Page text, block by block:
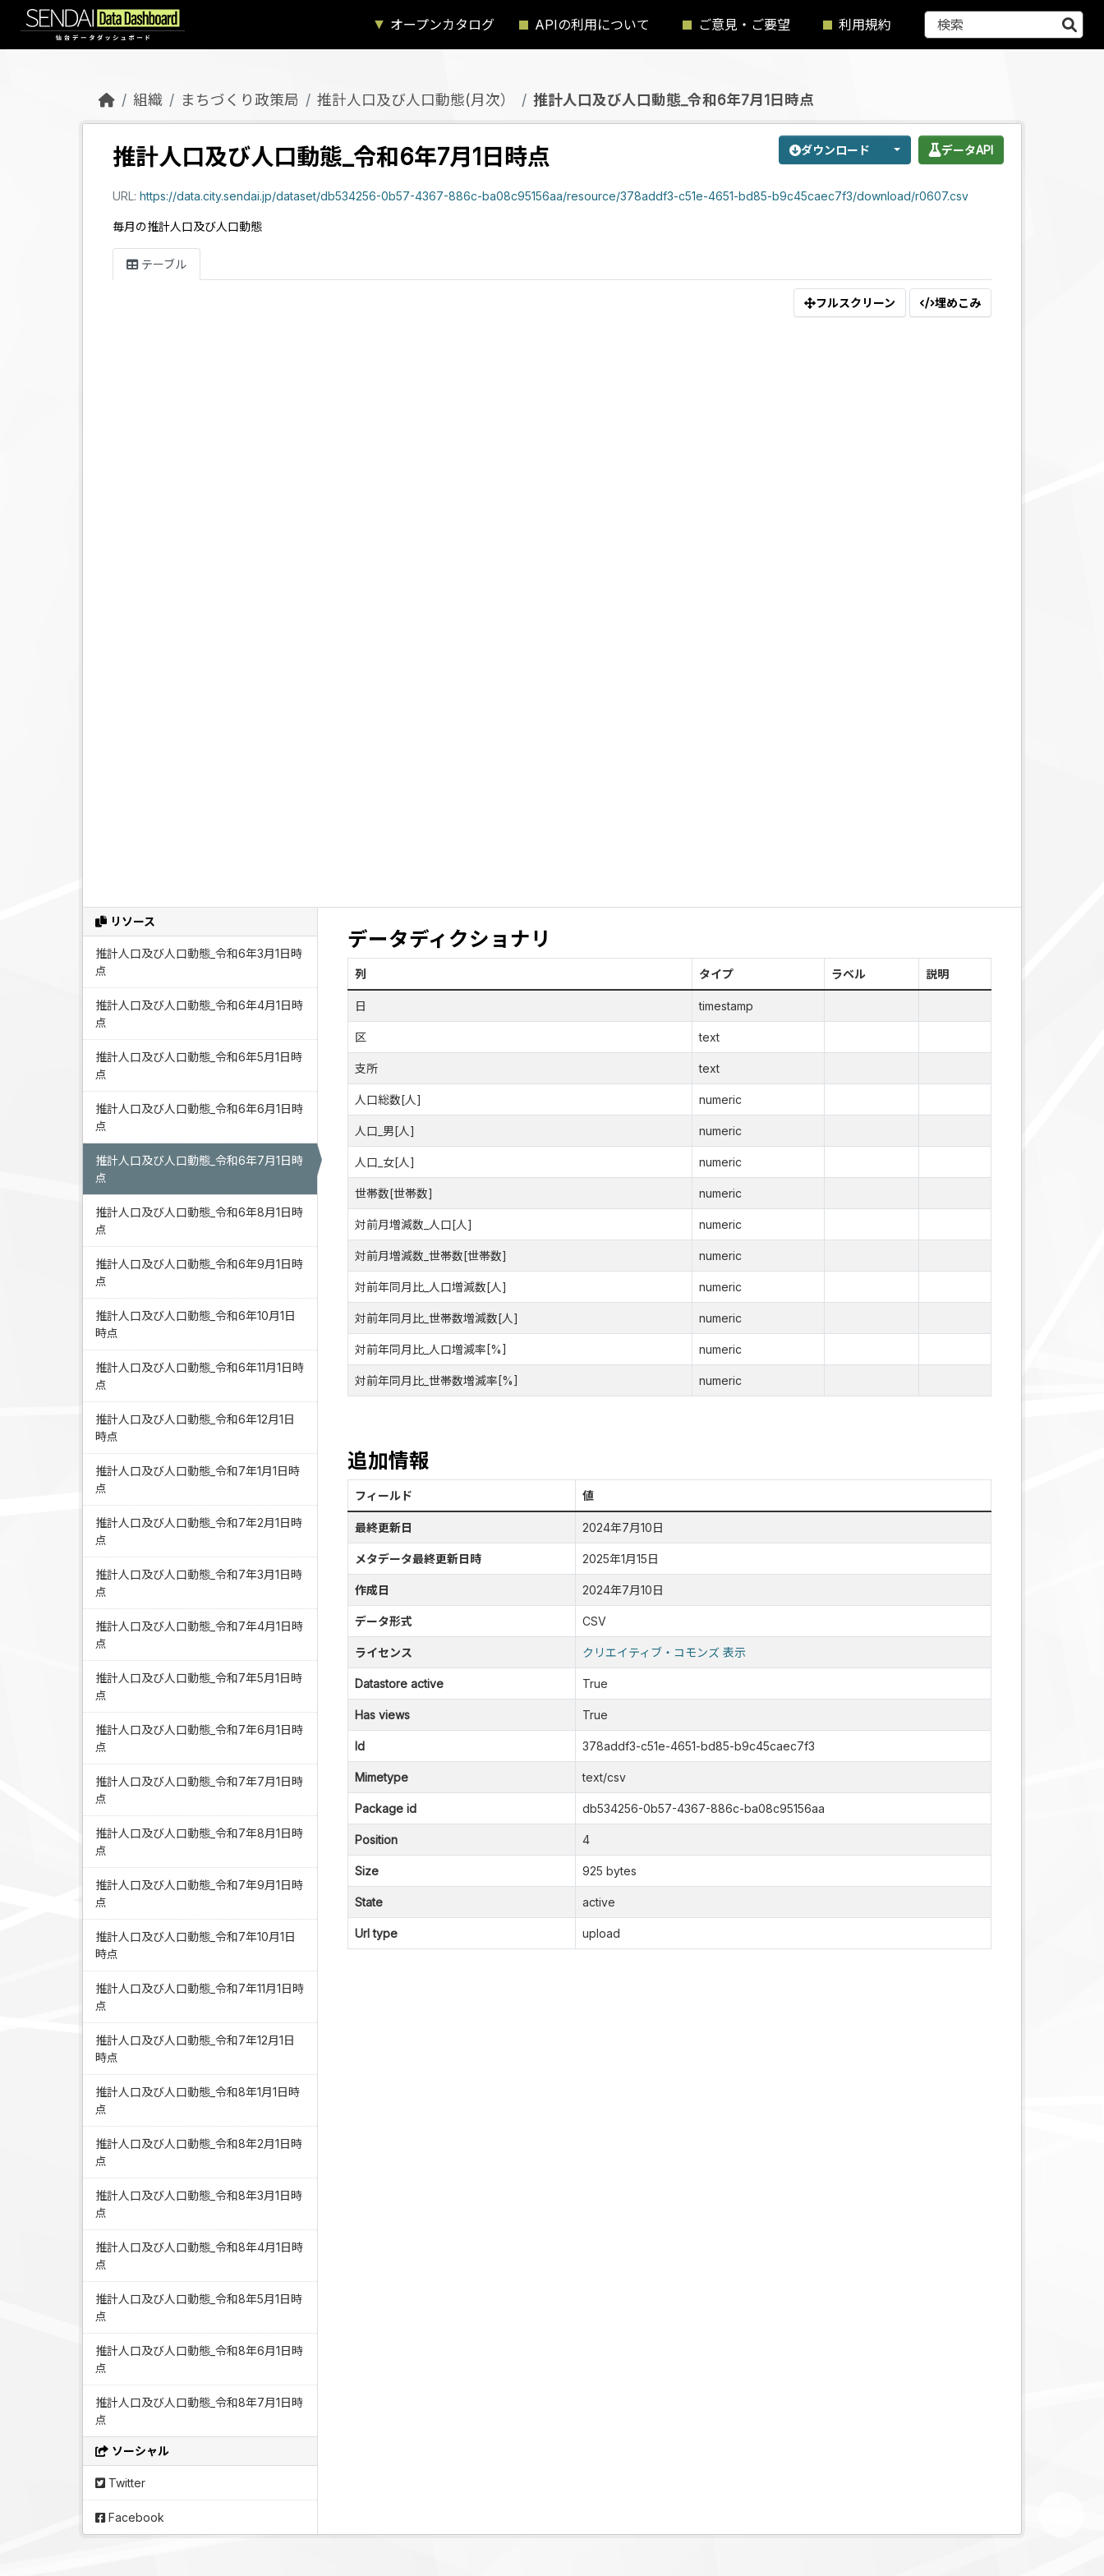
Skip to main content
オープンカタログ APIの利用について ご意見・ご要望 利用規約
組織 まちづくり政策局 推計人口及び人口動態(月次） 推計人口及び人口動態_令和6年7月1日時点
ダウンロード データAPI
推計人口及び人口動態_令和6年7月1日時点
URL: https://data.city.sendai.jp/dataset/db534256-0b57-4367-886c-ba08c95156aa/resource/378addf3-c51e-4651-bd85-b9c45caec7f3/download/r0607.csv
毎月の推計人口及び人口動態
テーブル
フルスクリーン 埋めこみ
リソース
推計人口及び人口動態_令和6年3月1日時
点
推計人口及び人口動態_令和6年4月1日時
点
推計人口及び人口動態_令和6年5月1日時
点
推計人口及び人口動態_令和6年6月1日時
点
推計人口及び人口動態_令和6年7月1日時
点
推計人口及び人口動態_令和6年8月1日時
点
推計人口及び人口動態_令和6年9月1日時
点
推計人口及び人口動態_令和6年10月1日
時点
推計人口及び人口動態_令和6年11月1日時
点
推計人口及び人口動態_令和6年12月1日
時点
推計人口及び人口動態_令和7年1月1日時
点
推計人口及び人口動態_令和7年2月1日時
点
推計人口及び人口動態_令和7年3月1日時
点
推計人口及び人口動態_令和7年4月1日時
点
推計人口及び人口動態_令和7年5月1日時
点
推計人口及び人口動態_令和7年6月1日時
点
推計人口及び人口動態_令和7年7月1日時
点
推計人口及び人口動態_令和7年8月1日時
点
推計人口及び人口動態_令和7年9月1日時
点
推計人口及び人口動態_令和7年10月1日
時点
推計人口及び人口動態_令和7年11月1日時
点
推計人口及び人口動態_令和7年12月1日
時点
推計人口及び人口動態_令和8年1月1日時
点
推計人口及び人口動態_令和8年2月1日時
点
推計人口及び人口動態_令和8年3月1日時
点
推計人口及び人口動態_令和8年4月1日時
点
推計人口及び人口動態_令和8年5月1日時
点
推計人口及び人口動態_令和8年6月1日時
点
推計人口及び人口動態_令和8年7月1日時
点
ソーシャル
Twitter
Facebook
データディクショナリ
列 タイプ ラベル 説明
日 timestamp
区 text
支所 text
人口総数[人] numeric
人口_男[人] numeric
人口_女[人] numeric
世帯数[世帯数] numeric
対前月増減数_人口[人] numeric
対前月増減数_世帯数[世帯数] numeric
対前年同月比_人口増減数[人] numeric
対前年同月比_世帯数増減数[人] numeric
対前年同月比_人口増減率[%] numeric
対前年同月比_世帯数増減率[%] numeric
追加情報
フィールド 値
最終更新日 2024年7月10日
メタデータ最終更新日時 2025年1月15日
作成日 2024年7月10日
データ形式 CSV
ライセンス クリエイティブ・コモンズ 表示
Datastore active True
Has views True
Id 378addf3-c51e-4651-bd85-b9c45caec7f3
Mimetype text/csv
Package id db534256-0b57-4367-886c-ba08c95156aa
Position 4
Size 925 bytes
State active
Url type upload